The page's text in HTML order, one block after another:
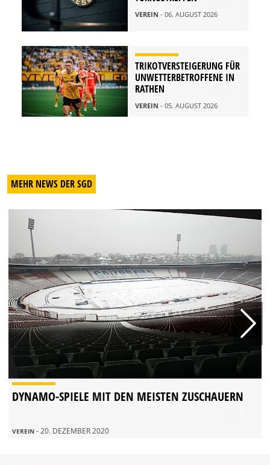
VEREIN - 06. AUGUST 2026
TRIKOTVERSTEIGERUNG FÜR
UNWETTERBETROFFENE IN
RATHEN
VEREIN - 05. AUGUST 2026
MEHR NEWS DER SGD
DYNAMO-SPIELE MIT DEN MEISTEN ZUSCHAUERN
VEREIN - 20. DEZEMBER 2020